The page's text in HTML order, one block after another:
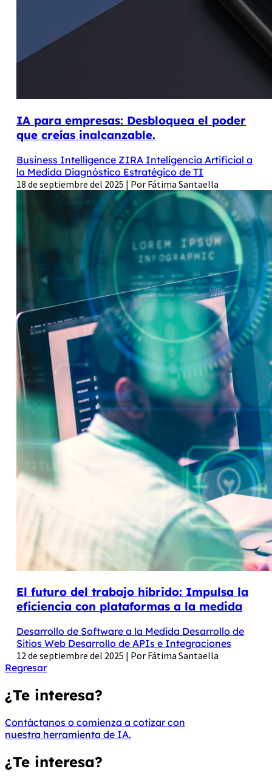
IA para empresas: Desbloquea el poder
que creías inalcanzable.
Business Intelligence ZIRA Inteligencia Artificial a
la Medida Diagnóstico Estratégico de TI
18 de septiembre del 2025 | Por Fátima Santaella
El futuro del trabajo híbrido: Impulsa la
eficiencia con plataformas a la medida
Desarrollo de Software a la Medida Desarrollo de
Sitios Web Desarrollo de APIs e Integraciones
12 de septiembre del 2025 | Por Fátima Santaella
Regresar
¿Te interesa?
Contáctanos o comienza a cotizar con
nuestra herramienta de IA.
¿Te interesa?